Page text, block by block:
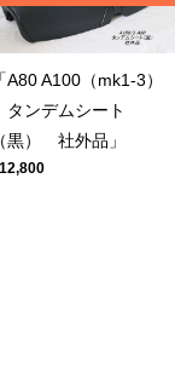
「A80 A100（mk1-3）
タンデムシート
（黒） 社外品」